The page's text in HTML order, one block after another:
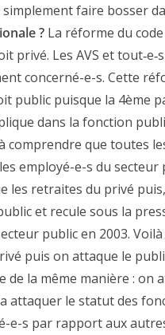
faire bosser
? La réforme du
privé. Les AVS et
concerné-e-s. Cette
public puisque la 4ème
dans la fonction
comprendre que toutes
employé-e-s du secteur
les retraites du privé
et recule sous la
public en 2003.
puis on attaque le
la même manière : on
attaquer le statut des
e-s par rapport aux